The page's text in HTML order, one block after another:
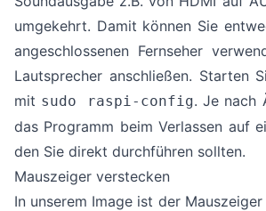
umgekehrt. Damit können Sie
angeschlossenen Fernseher
Lautsprecher anschließen. Starten
mit sudo raspi-config. Je nach
das Programm beim Verlassen auf
den Sie direkt durchführen sollten.
Mauszeiger verstecken
In unserem Image ist der